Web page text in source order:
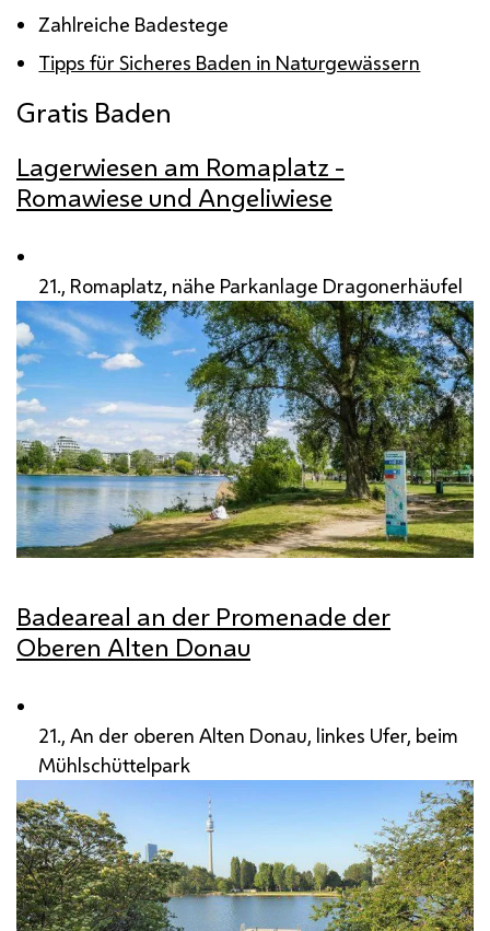
Zahlreiche Badestege
Tipps für Sicheres Baden in Naturgewässern
Gratis Baden
Lagerwiesen am Romaplatz -
Romawiese und Angeliwiese
21., Romaplatz, nähe Parkanlage Dragonerhäufel
Badeareal an der Promenade der
Oberen Alten Donau
21., An der oberen Alten Donau, linkes Ufer, beim
Mühlschüttelpark